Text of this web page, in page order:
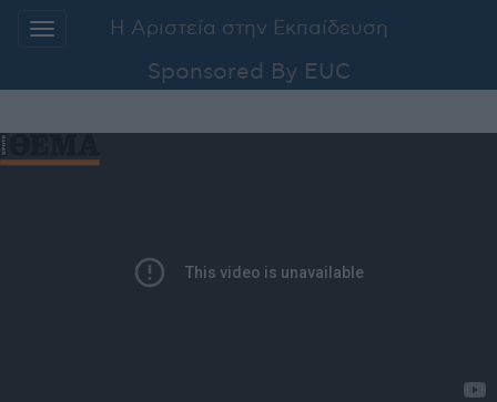
Additionally, paste this code immediately
after the opening tag:
Μετάβαση
περιεχόμενο
Η Αριστεία στην Εκπαίδευση
Sponsored By EUC